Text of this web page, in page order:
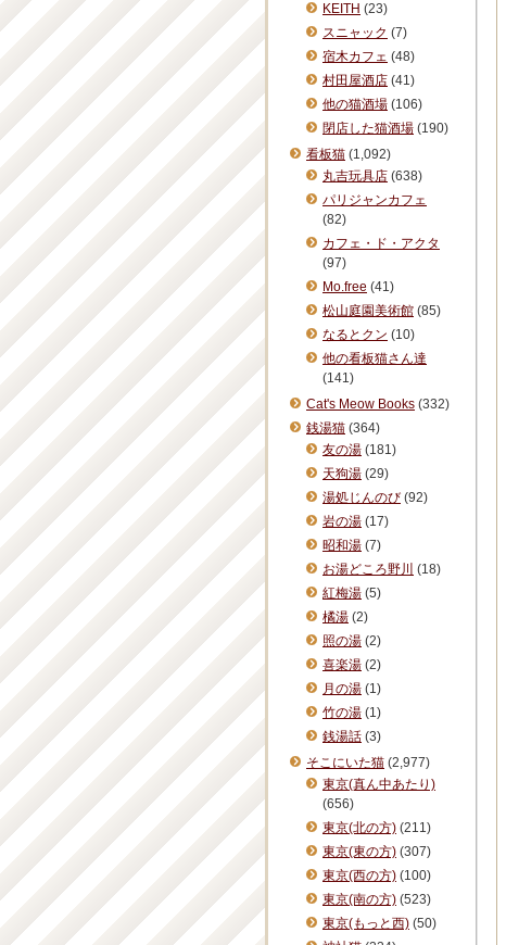
KEITH (23)
スニャック (7)
宿木カフェ (48)
村田屋酒店 (41)
他の猫酒場 (106)
閉店した猫酒場 (190)
看板猫 (1,092)
丸吉玩具店 (638)
パリジャンカフェ
(82)
カフェ・ド・アクタ
(97)
Mo.free (41)
松山庭園美術館 (85)
なるとクン (10)
他の看板猫さん達
(141)
Cat's Meow Books (332)
銭湯猫 (364)
友の湯 (181)
天狗湯 (29)
湯処じんのび (92)
岩の湯 (17)
昭和湯 (7)
お湯どころ野川 (18)
紅梅湯 (5)
橘湯 (2)
照の湯 (2)
喜楽湯 (2)
月の湯 (1)
竹の湯 (1)
銭湯話 (3)
そこにいた猫 (2,977)
東京(真ん中あたり)
(656)
東京(北の方) (211)
東京(東の方) (307)
東京(西の方) (100)
東京(南の方) (523)
東京(もっと西) (50)